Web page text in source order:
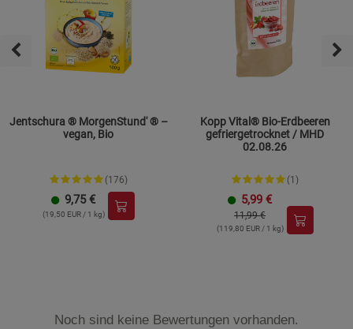
Jentschura ® MorgenStund' ® –
vegan, Bio
(176)
9,75 €
(19,50 EUR / 1 kg)
Kopp Vital® Bio-Erdbeeren
gefriergetrocknet / MHD
02.08.26
(1)
5,99 €
11,99 €
(119,80 EUR / 1 kg)
Noch sind keine Bewertungen vorhanden.